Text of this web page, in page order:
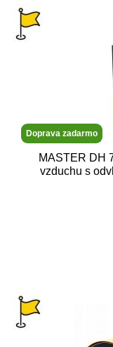
Doprava zadarmo
MASTER DH
vzduchu s